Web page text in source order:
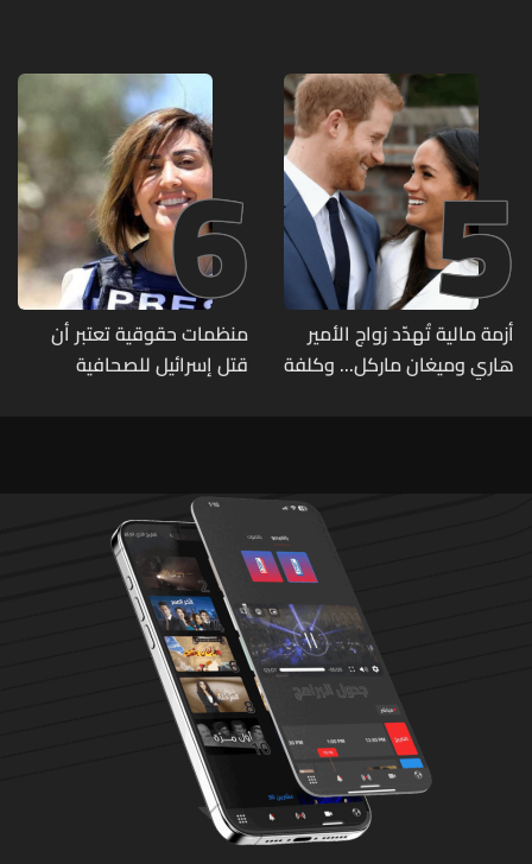
5
أزمة مالية تُهدّد زواج الأمير
هاري وميغان ماركل... وكلفة
6
منظمات حقوقية تعتبر أن
قتل إسرائيل للصحافية